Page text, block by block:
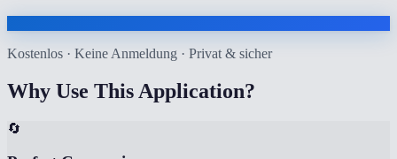
Kostenlos · Keine Anmeldung · Privat & sicher
Why Use This Application?
🔄